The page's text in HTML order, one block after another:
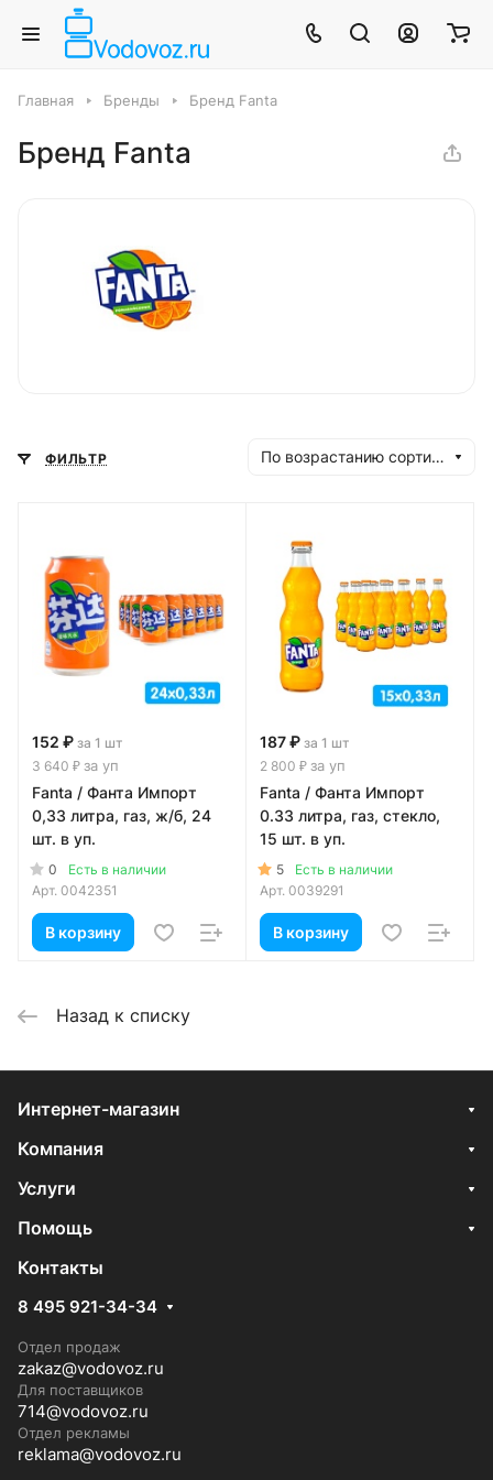
Главная Бренды Бренд Fanta
Бренд Fanta
ФИЛЬТР По возрастанию сортировки
152 ₽ за 1 шт
3 640 ₽ за уп
Fanta / Фанта Импорт
0,33 литра, газ, ж/б, 24
шт. в уп.
0
Есть в наличии
Арт. 0042351
В корзину
187 ₽ за 1 шт
2 800 ₽ за уп
Fanta / Фанта Импорт
0.33 литра, газ, стекло,
15 шт. в уп.
5
Есть в наличии
Арт. 0039291
В корзину
Назад к списку
Интернет-магазин
Компания
Услуги
Помощь
Контакты
8 495 921-34-34
Отдел продаж
zakaz@vodovoz.ru
Для поставщиков
714@vodovoz.ru
Отдел рекламы
reklama@vodovoz.ru